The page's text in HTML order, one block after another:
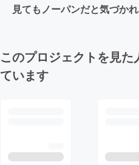
見てもノーパンだと気づか
このプロジェクトを見
ています